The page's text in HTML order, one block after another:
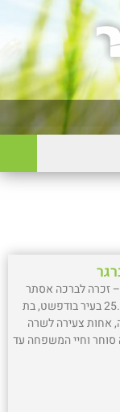
זכרה לברכה אסתר
נולדה ב-25.1.1922 בעיר בודפשט, בת
אחות צעירה לשרה
סוחר וחיי המשפחה עד